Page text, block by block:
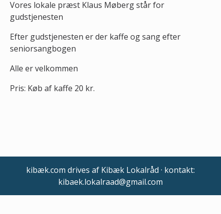
Vores lokale præst Klaus Møberg står for
gudstjenesten
Efter gudstjenesten er der kaffe og sang efter
seniorsangbogen
Alle er velkommen
Pris: Køb af kaffe 20 kr.
kibæk.com drives af Kibæk Lokalråd · kontakt:
kibaek.lokalraad@gmail.com